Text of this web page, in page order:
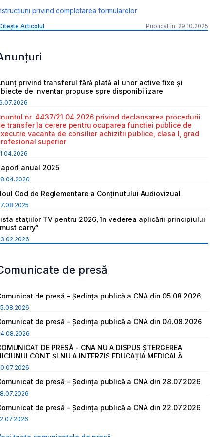
privind completarea formularelor
Articolul Publicat în: 29.10.2025
privind transferul fără plată al unor active fixe și
de inventar propuse spre disponibilizare
nr. 4437/21.04.2026 privind declansarea procedurii
transfer la cerere pentru ocuparea functiei publice de
vacanta de consilier achizitii publice, clasa I, grad
superior
anual 2025
Cod de Reglementare a Conținutului Audiovizual
staţiilor TV pentru 2026, în vederea aplicării principiului
carry”
de presă
de presă - Ședința publică a CNA din 05.08.2026
de presă - Ședința publică a CNA din 04.08.2026
DE PRESĂ - CNA NU A DISPUS ȘTERGEREA
CONT ȘI NU A INTERZIS EDUCAȚIA MEDICALĂ
de presă - Ședința publică a CNA din 28.07.2026
de presă - Ședința publică a CNA din 22.07.2026